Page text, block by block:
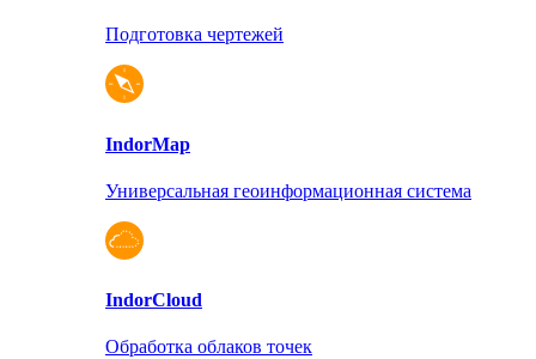
Подготовка чертежей
IndorMap
Универсальная геоинформационная система
IndorCloud
Обработка облаков точек